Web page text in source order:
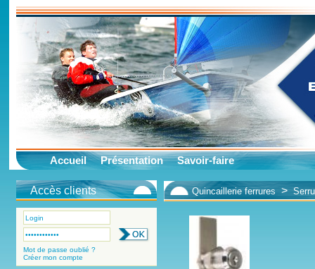
Accueil Présentation Savoir-faire
Accès clients
Mot de passe oublié ?
Créer mon compte
Quincaillerie ferrures >